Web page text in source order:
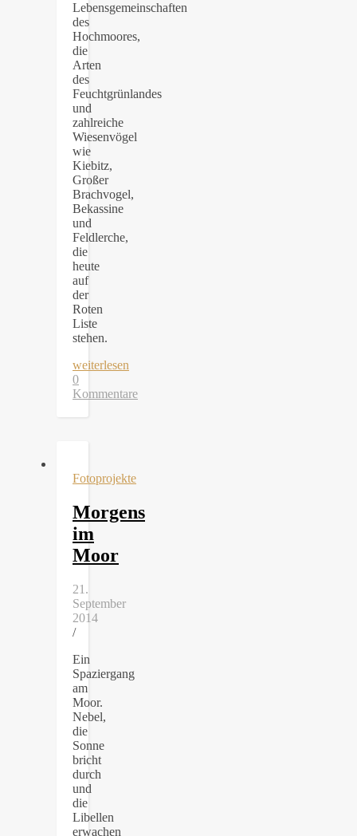
Lebensgemeinschaften
des
Hochmoores,
die
Arten
des
Feuchtgrünlandes
und
zahlreiche
Wiesenvögel
wie
Kiebitz,
Großer
Brachvogel,
Bekassine
und
Feldlerche,
die
heute
auf
der
Roten
Liste
stehen.
weiterlesen
0
Kommentare
Fotoprojekte
Morgens
im
Moor
21.
September
2014
/
Ein
Spaziergang
am
Moor.
Nebel,
die
Sonne
bricht
durch
und
die
Libellen
erwachen